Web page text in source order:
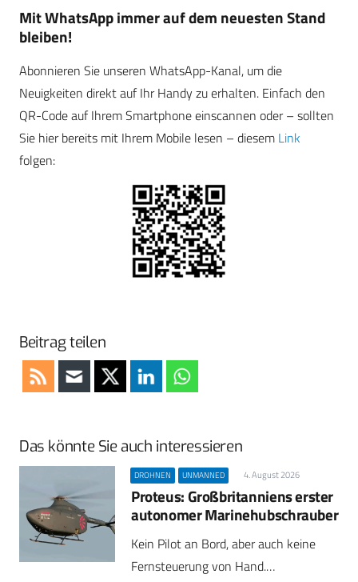
Mit WhatsApp immer auf dem neuesten Stand
bleiben!
Abonnieren Sie unseren WhatsApp-Kanal, um die
Neuigkeiten direkt auf Ihr Handy zu erhalten. Einfach den
QR-Code auf Ihrem Smartphone einscannen oder – sollten
Sie hier bereits mit Ihrem Mobile lesen – diesem Link
folgen:
Beitrag teilen
Das könnte Sie auch interessieren
DROHNEN UNMANNED 4. August 2026
Proteus: Großbritanniens erster
autonomer Marinehubschrauber
Kein Pilot an Bord, aber auch keine
Fernsteuerung von Hand.…